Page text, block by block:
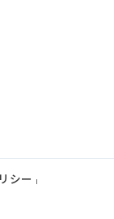
シー |